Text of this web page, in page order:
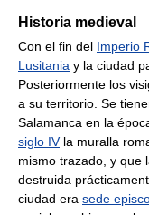
Historia medieval
Con el fin del Imperio
Lusitania y la ciudad
Posteriormente los
a su territorio. Se
Salamanca en la
siglo IVla muralla
mismo trazado, y que
destruida
ciudad era sede